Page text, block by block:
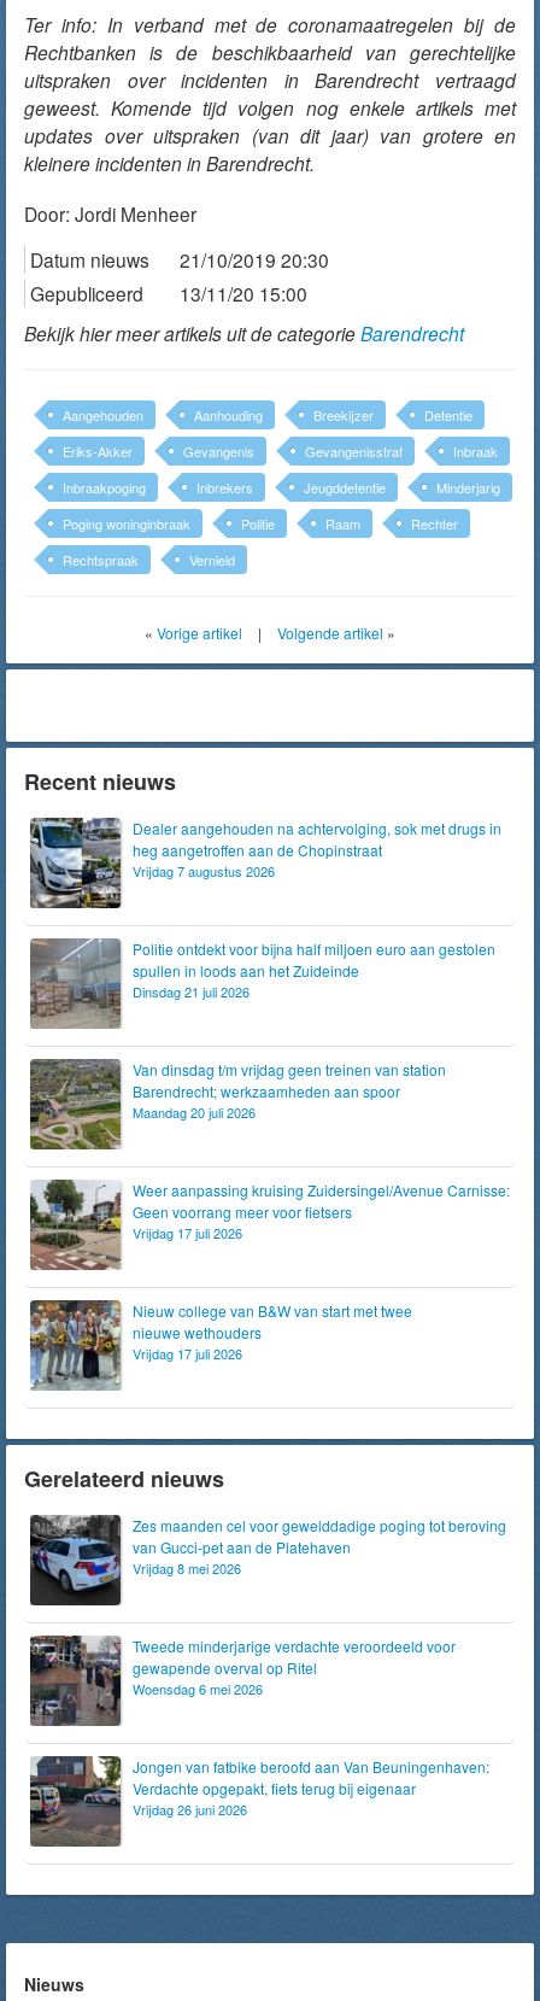
Ter info: In verband met de coronamaatregelen bij de
Rechtbanken is de beschikbaarheid van gerechtelijke
uitspraken over incidenten in Barendrecht vertraagd
geweest. Komende tijd volgen nog enkele artikels met
updates over uitspraken (van dit jaar) van grotere en
kleinere incidenten in Barendrecht.
Door: Jordi Menheer
Datum nieuws
21/10/2019 20:30
Gepubliceerd
13/11/20 15:00
Bekijk hier meer artikels uit de categorieBarendrecht
Aangehouden Aanhouding Breekijzer
Detentie
Eriks-Akker
Gevangenis Gevangenisstraf
Inbraak
Inbraakpoging
Inbrekers Jeugddetentie
Minderjarig
Poging woninginbraak
Politie Raam
Rechter
Rechtspraak
Vernield
« Vorige artikel | Volgende artikel »
Recent nieuws
Dealer aangehouden na achtervolging, sok met drugs in
heg aangetroffen aan de Chopinstraat
Vrijdag 7 augustus 2026
Politie ontdekt voor bijna half miljoen euro aan gestolen
spullen in loods aan het Zuideinde
Dinsdag 21 juli 2026
Van dinsdag t/m vrijdag geen treinen van station
Barendrecht; werkzaamheden aan spoor
Maandag 20 juli 2026
Weer aanpassing kruising Zuidersingel/Avenue Carnisse:
Geen voorrang meer voor fietsers
Vrijdag 17 juli 2026
Nieuw college van B&W van start met twee
nieuwe wethouders
Vrijdag 17 juli 2026
Gerelateerd nieuws
Zes maanden cel voor gewelddadige poging tot beroving
van Gucci-pet aan de Platehaven
Vrijdag 8 mei 2026
Tweede minderjarige verdachte veroordeeld voor
gewapende overval op Ritel
Woensdag 6 mei 2026
Jongen van fatbike beroofd aan Van Beuningenhaven:
Verdachte opgepakt, fiets terug bij eigenaar
Vrijdag 26 juni 2026
Nieuws